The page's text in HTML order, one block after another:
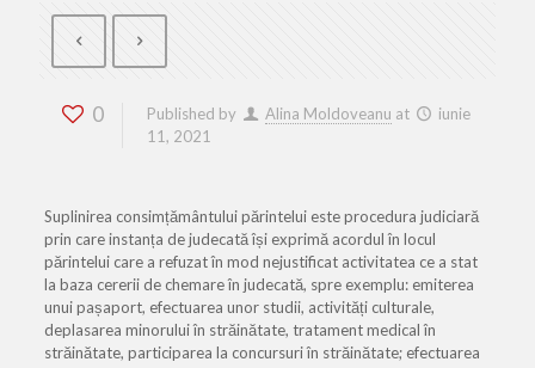
0 Published by Alina Moldoveanu at
iunie
11, 2021
Suplinirea consimțământului părintelui este procedura judiciară
prin care instanța de judecată își exprimă acordul în locul
părintelui care a refuzat în mod nejustificat activitatea ce a stat
la baza cererii de chemare în judecată, spre exemplu: emiterea
unui pașaport, efectuarea unor studii, activități culturale,
deplasarea minorului în străinătate, tratament medical în
străinătate, participarea la concursuri în străinătate; efectuarea